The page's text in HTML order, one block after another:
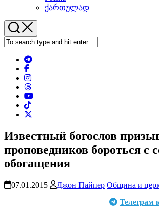
ქართულად
Известный богослов
проповедников бороться с
обогащения
07.01.2015 Джон Пайпер Община и
Телеграм